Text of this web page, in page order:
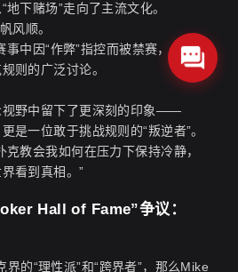
下赌场”走向了主流文化。
风顺。
中因“作弊”指控而被禁赛，
则的广泛讨论。
视野中留下了更深刻的印象——
是一位敢于挑战规则的“叛逆者”。
克教会我如何在压力下保持冷静，
看到真相。”
Hall of Fame”争议：
的“理性派”和“跨界者”，那么Mike